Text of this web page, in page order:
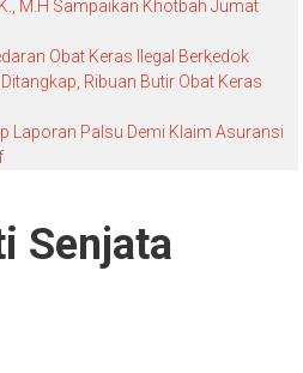
M.H Sampaikan Khotbah Jumat
Obat Keras Ilegal Berkedok
Ribuan Butir Obat Keras
Laporan Palsu Demi Klaim Asuransi
Senjata